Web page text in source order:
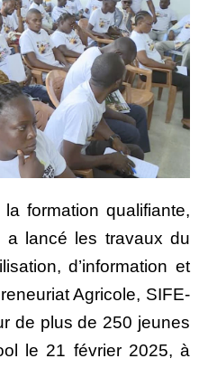
formation qualifiante,
a lancé les travaux du
d’information et
Agricole, SIFE-
de plus de 250 jeunes
le 21 février 2025, à